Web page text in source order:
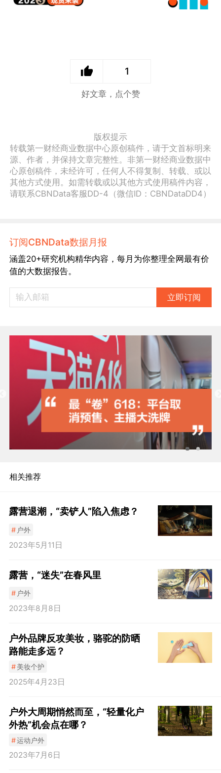
1
好文章，点个赞
版权提示
转载第一财经商业数据中心原创稿件，请于文首标明来
源、作者，并保持文章完整性。非第一财经商业数据中
心原创稿件，未经许可，任何人不得复制、转载、或以
其他方式使用。如需转载或以其他方式使用稿件内容，
请联系CBNData客服DD-4（微信ID：CBNDataDD4）
订阅CBNData数据月报
涵盖20+研究机构精华内容，每月为你整理全网最有价
值的大数据报告。
立即订阅
相关推荐
露营退潮，“卖铲人”陷入焦虑？
# 户外
2023年5月11日
露营，“迷失”在春风里
# 户外
2023年8月8日
户外品牌反攻美妆，骆驼的防晒
路能走多远？
#美妆个护
2025年4月23日
户外大周期悄然而至，“轻量化户
外热”机会点在哪？
#运动户外
2023年7月6日